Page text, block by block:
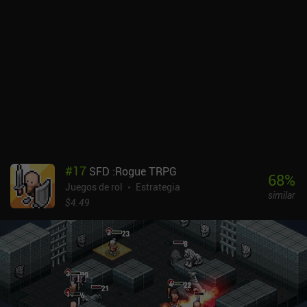
utiliza para abrir cofres de objetos que a veces encontramos, y
anuncios incentivados para conseguir oro. Afortunadamente, no
son necesarios para disfrutar del juego. Vendir: Plague of Lies es
sin duda el mejor juego de rol que he jugado este año. Es muy
prometedor y, sinceramente, hay muy pocos juegos de este tipo
para móviles.
#17 SFD :Rogue TRPG
Juegos de rol
Estrategia
$4.49
68%
similar